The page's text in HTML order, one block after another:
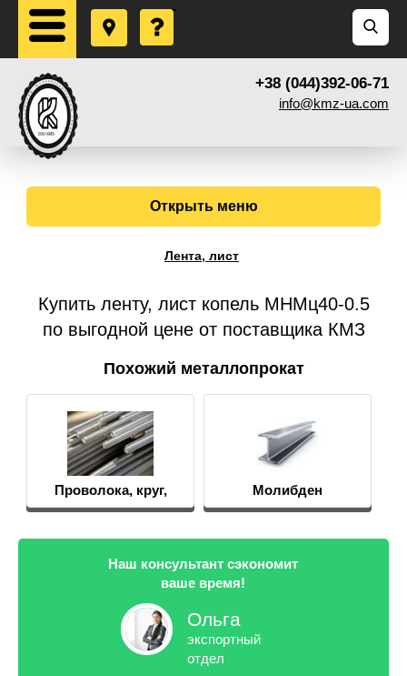
+38 (044)392-06-71
info@kmz-ua.com
Открыть меню
Лента, лист
Купить ленту, лист копель МНМц40-0.5
по выгодной цене от поставщика КМЗ
Похожий металлопрокат
Проволока, круг,
пруток
Молибден
Наш консультант сэкономит
ваше время!
Ольга
экспортный
отдел